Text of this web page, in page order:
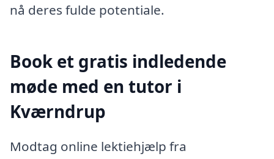
nå deres fulde potentiale.
Book et gratis indledende
møde med en tutor i
Kværndrup
Modtag online lektiehjælp fra